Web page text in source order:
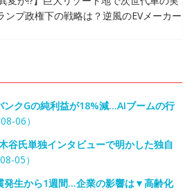
プ政権下の戦略は？逆風のEVメーカー
ンクGの純利益が18%減…AIブームの行
06）
谷氏単独インタビューで明かした独自
05）
発生から1週間…企業の影響は▼高齢化